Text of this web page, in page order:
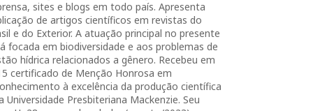
sites e blogs em todo país. Apresenta
de artigos científicos em revistas do
e do Exterior. A atuação principal no presente
focada em biodiversidade e aos problemas de
hídrica relacionados a gênero. Recebeu em
certificado de Menção Honrosa em
à excelência da produção científica
Universidade Presbiteriana Mackenzie. Seu